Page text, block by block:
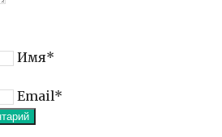
Имя*
Email*